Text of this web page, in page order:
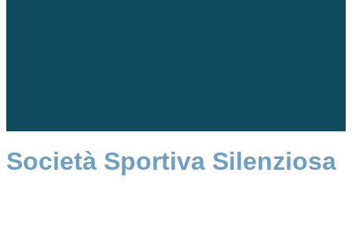
Società Sportiva Silenziosa